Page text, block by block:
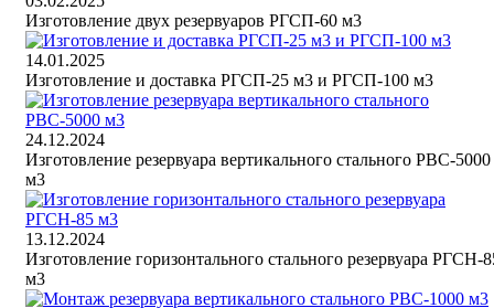
Изготовление двух резервуаров РГСП-60 м3
14.01.2025
Изготовление и доставка РГСП-25 м3 и РГСП-100 м3
24.12.2024
Изготовление резервуара вертикального стального РВС-5000
м3
13.12.2024
Изготовление горизонтального стального резервуара РГСН-
м3